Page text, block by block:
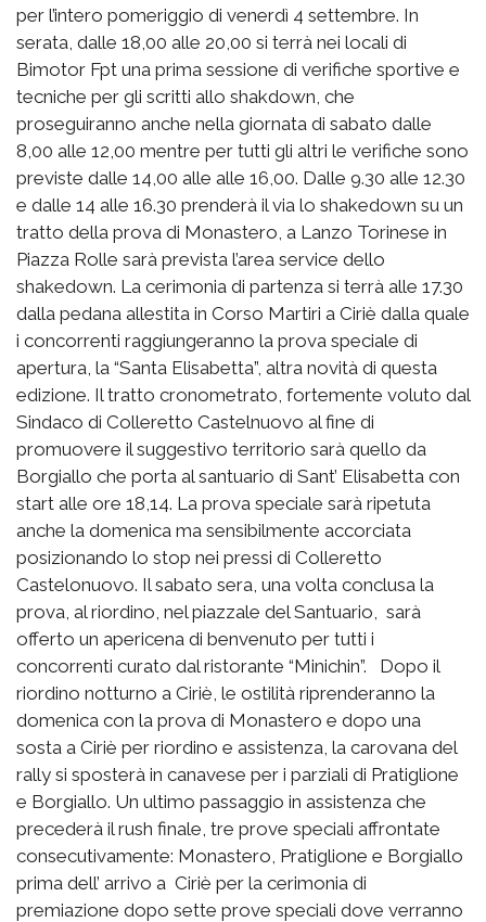
per l’intero pomeriggio di venerdì 4 settembre. In
serata, dalle 18,00 alle 20,00 si terrà nei locali di
Bimotor Fpt una prima sessione di verifiche sportive e
tecniche per gli scritti allo shakdown, che
proseguiranno anche nella giornata di sabato dalle
8,00 alle 12,00 mentre per tutti gli altri le verifiche sono
previste dalle 14,00 alle alle 16,00. Dalle 9.30 alle 12.30
e dalle 14 alle 16.30 prenderà il via lo shakedown su un
tratto della prova di Monastero, a Lanzo Torinese in
Piazza Rolle sarà prevista l’area service dello
shakedown. La cerimonia di partenza si terrà alle 17.30
dalla pedana allestita in Corso Martiri a Ciriè dalla quale
i concorrenti raggiungeranno la prova speciale di
apertura, la “Santa Elisabetta”, altra novità di questa
edizione. Il tratto cronometrato, fortemente voluto dal
Sindaco di Colleretto Castelnuovo al fine di
promuovere il suggestivo territorio sarà quello da
Borgiallo che porta al santuario di Sant’ Elisabetta con
start alle ore 18,14. La prova speciale sarà ripetuta
anche la domenica ma sensibilmente accorciata
posizionando lo stop nei pressi di Colleretto
Castelonuovo. Il sabato sera, una volta conclusa la
prova, al riordino, nel piazzale del Santuario, sarà
offerto un apericena di benvenuto per tutti i
concorrenti curato dal ristorante “Minichin”. Dopo il
riordino notturno a Ciriè, le ostilità riprenderanno la
domenica con la prova di Monastero e dopo una
sosta a Ciriè per riordino e assistenza, la carovana del
rally si sposterà in canavese per i parziali di Pratiglione
e Borgiallo. Un ultimo passaggio in assistenza che
precederà il rush finale, tre prove speciali affrontate
consecutivamente: Monastero, Pratiglione e Borgiallo
prima dell’ arrivo a Ciriè per la cerimonia di
premiazione dopo sette prove speciali dove verranno